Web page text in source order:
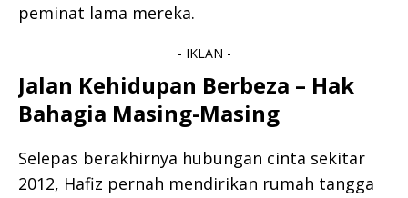
peminat lama mereka.
- IKLAN -
Jalan Kehidupan Berbeza – Hak
Bahagia Masing-Masing
Selepas berakhirnya hubungan cinta sekitar
2012, Hafiz pernah mendirikan rumah tangga